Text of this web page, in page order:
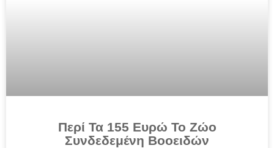
Περί Τα 155 Ευρώ Το Ζώο
Συνδεδεμένη Βοοειδών